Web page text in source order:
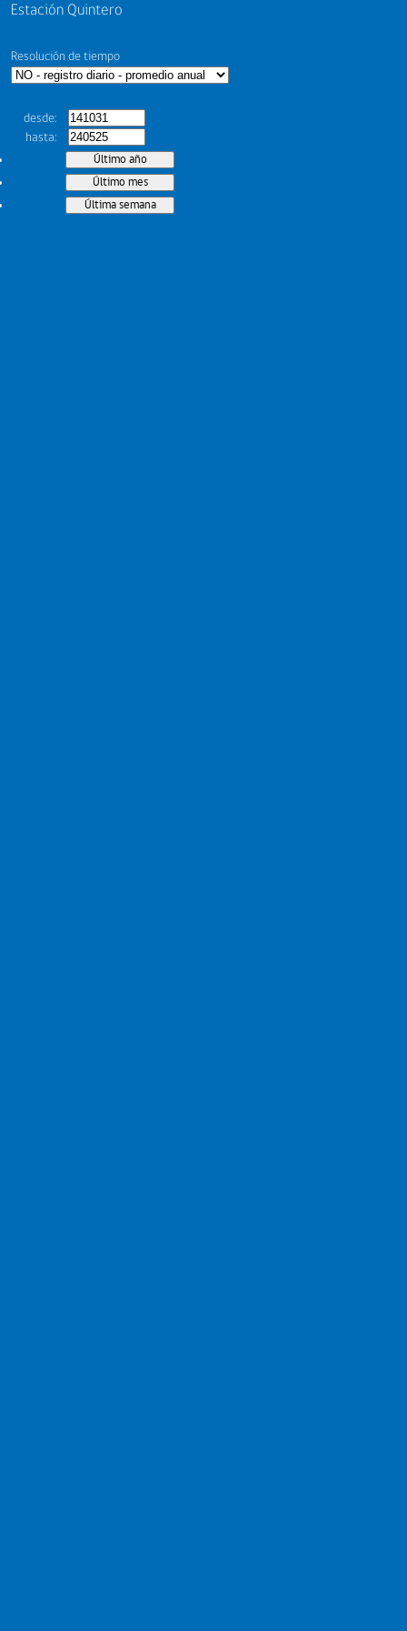
Estación Quintero
Resolución de tiempo
desde
hasta